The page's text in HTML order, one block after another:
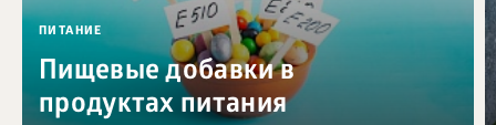
ПИТАНИЕ
Пищевые добавки в
продуктах питания